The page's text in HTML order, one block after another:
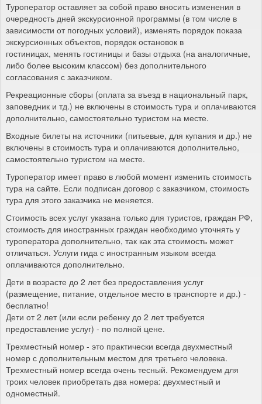
Туроператор оставляет за собой право вносить изменения в
очередность дней экскурсионной программы (в том числе в
зависимости от погодных условий), изменять порядок показа
экскурсионных объектов, порядок остановок в
гостиницах, менять гостиницы и базы отдыха (на аналогичные,
либо более высоким классом) без дополнительного
согласования с заказчиком.
Рекреационные сборы (оплата за въезд в национальный парк,
заповедник и тд.) не включены в стоимость тура и оплачиваются
дополнительно, самостоятельно туристом на месте.
Входные билеты на источники (питьевые, для купания и др.) не
включены в стоимость тура и оплачиваются дополнительно,
самостоятельно туристом на месте.
Туроператор имеет право в любой момент изменить стоимость
тура на сайте. Если подписан договор с заказчиком, стоимость
тура для этого заказчика не меняется.
Стоимость всех услуг указана только для туристов, граждан РФ,
стоимость для иностранных граждан необходимо уточнять у
туроператора дополнительно, так как эта стоимость может
отличаться. Услуги гида с иностранным языком всегда
оплачиваются дополнительно.
Дети в возрасте до 2 лет без предоставления услуг
(размещение, питание, отдельное место в транспорте и др.) -
бесплатно!
Дети от 2 лет (или если ребенку до 2 лет требуется
предоставление услуг) - по полной цене.
Трехместный номер - это практически всегда двухместный
номер с дополнительным местом для третьего человека.
Трехместный номер всегда очень тесный. Рекомендуем для
троих человек приобретать два номера: двухместный и
одноместный.